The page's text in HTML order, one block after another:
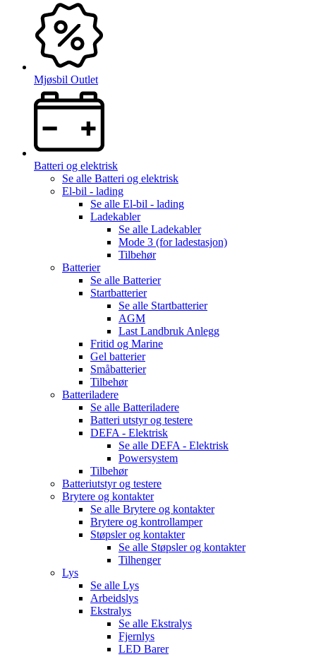
Mjøsbil Outlet
Batteri og elektrisk
Se alle Batteri og elektrisk
El-bil - lading
Se alle El-bil - lading
Ladekabler
Se alle Ladekabler
Mode 3 (for ladestasjon)
Tilbehør
Batterier
Se alle Batterier
Startbatterier
Se alle Startbatterier
AGM
Last Landbruk Anlegg
Fritid og Marine
Gel batterier
Småbatterier
Tilbehør
Batteriladere
Se alle Batteriladere
Batteri utstyr og testere
DEFA - Elektrisk
Se alle DEFA - Elektrisk
Powersystem
Tilbehør
Batteriutstyr og testere
Brytere og kontakter
Se alle Brytere og kontakter
Brytere og kontrollamper
Støpsler og kontakter
Se alle Støpsler og kontakter
Tilhenger
Lys
Se alle Lys
Arbeidslys
Ekstralys
Se alle Ekstralys
Fjernlys
LED Barer